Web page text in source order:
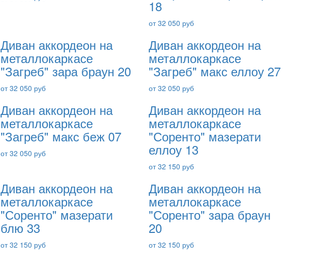
18
от 32 050 руб
Диван аккордеон на
металлокаркасе
"Загреб" зара браун 20
от 32 050 руб
Диван аккордеон на
металлокаркасе
"Загреб" макс еллоу 27
от 32 050 руб
Диван аккордеон на
металлокаркасе
"Загреб" макс беж 07
от 32 050 руб
Диван аккордеон на
металлокаркасе
"Соренто" мазерати
еллоу 13
от 32 150 руб
Диван аккордеон на
металлокаркасе
"Соренто" мазерати
блю 33
от 32 150 руб
Диван аккордеон на
металлокаркасе
"Соренто" зара браун
20
от 32 150 руб